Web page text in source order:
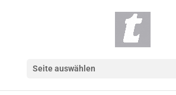
Seite auswählen